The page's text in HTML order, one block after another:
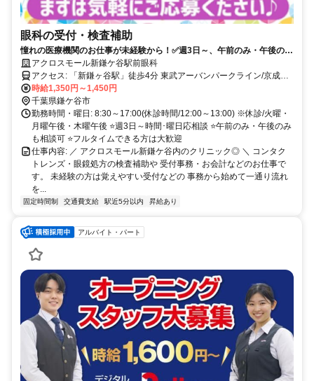
眼科の受付・検査補助
憧れの医療機関のお仕事が未経験から！✅週3日～、午前のみ・午後のみ
も相談可✅土日午後・日祝は時給アップ♪✅時給は分単位で計算＆支給！
アクロスモール新鎌ケ谷駅前眼科
アクセス: 「新鎌ヶ谷駅」徒歩4分 東武アーバンパークライン/京成線/
北総線など 複数路線で通えるから通勤便利♪
時給1,350円～1,450円
千葉県鎌ケ谷市
勤務時間・曜日: 8:30～17:00(休診時間/12:00～13:00) ※休診/火曜・
月曜午後・木曜午後 ⭐週3日～時間･曜日応相談 ⭐午前のみ・午後のみ
も相談可 ⭐フルタイムできる方は大歓迎
仕事内容: ／ アクロスモール新鎌ケ谷内のクリニック◎ ＼ コンタク
トレンズ・眼鏡処方の検査補助や 受付事務・お会計などのお仕事で
す。 未経験の方は覚えやすい受付などの 事務から始めて一通り流れ
を...
固定時間制 交通費支給 駅近5分以内 昇給あり
アルバイト・パート